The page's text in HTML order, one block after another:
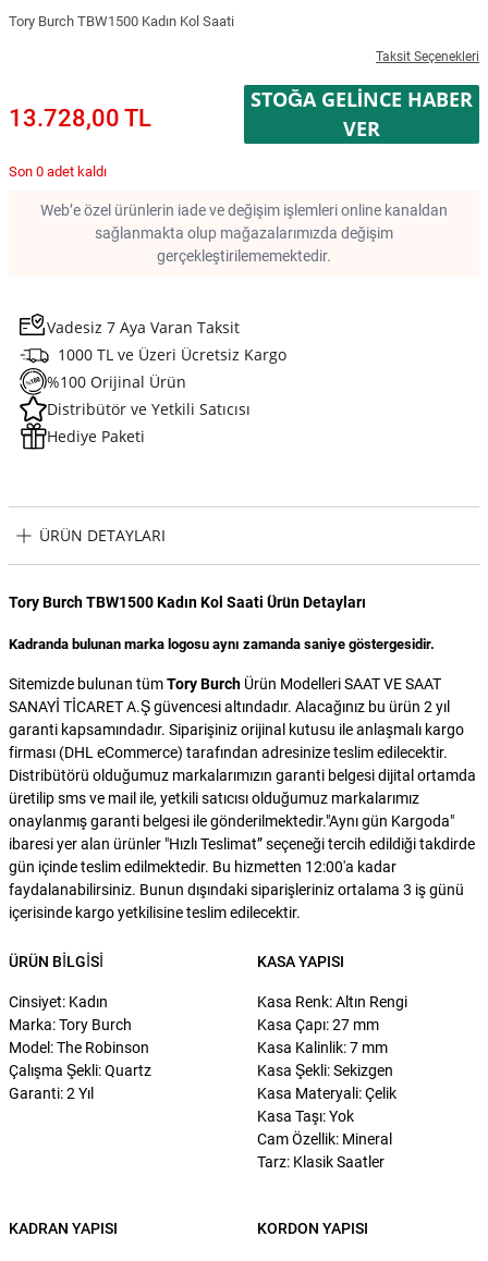
Tory Burch TBW1500 Kadın Kol Saati
Taksit Seçenekleri
13.728,00 TL
STOĞA GELINCE HABER
VER
Son 0 adet kaldı
Web’e özel ürünlerin iade ve değişim işlemleri online kanaldan
sağlanmakta olup mağazalarımızda değişim
gerçekleştirilememektedir.
Vadesiz 7 Aya Varan Taksit
1000 TL ve Üzeri Ücretsiz Kargo
%100 Orijinal Ürün
Distribütör ve Yetkili Satıcısı
Hediye Paketi
ÜRÜN DETAYLARI
Tory Burch TBW1500 Kadın Kol Saati Ürün Detayları
Kadranda bulunan marka logosu aynı zamanda saniye göstergesidir.
Sitemizde bulunan tümTory Burch Ürün Modelleri SAAT VE SAAT
SANAYİ TİCARET A.Ş güvencesi altındadır. Alacağınız bu ürün 2 yıl
garanti kapsamındadır. Siparişiniz orijinal kutusu ile anlaşmalı kargo
firması (DHL eCommerce) tarafından adresinize teslim edilecektir.
Distribütörü olduğumuz markalarımızın garanti belgesi dijital ortamda
üretilip sms ve mail ile, yetkili satıcısı olduğumuz markalarımız
onaylanmış garanti belgesi ile gönderilmektedir."Aynı gün Kargoda"
ibaresi yer alan ürünler "Hızlı Teslimat” seçeneği tercih edildiği takdirde
gün içinde teslim edilmektedir. Bu hizmetten 12:00'a kadar
faydalanabilirsiniz. Bunun dışındaki siparişleriniz ortalama 3 iş günü
içerisinde kargo yetkilisine teslim edilecektir.
ÜRÜN BILGISI
Cinsiyet: Kadın
Marka: Tory Burch
Model: The Robinson
Çalışma Şekli: Quartz
Garanti: 2 Yıl
KASA YAPISI
Kasa Renk: Altın Rengi
Kasa Çapı: 27 mm
Kasa Kalinlik: 7 mm
Kasa Şekli: Sekizgen
Kasa Materyali: Çelik
Kasa Taşı: Yok
Cam Özellik: Mineral
Tarz: Klasik Saatler
KADRAN YAPISI KORDON YAPISI